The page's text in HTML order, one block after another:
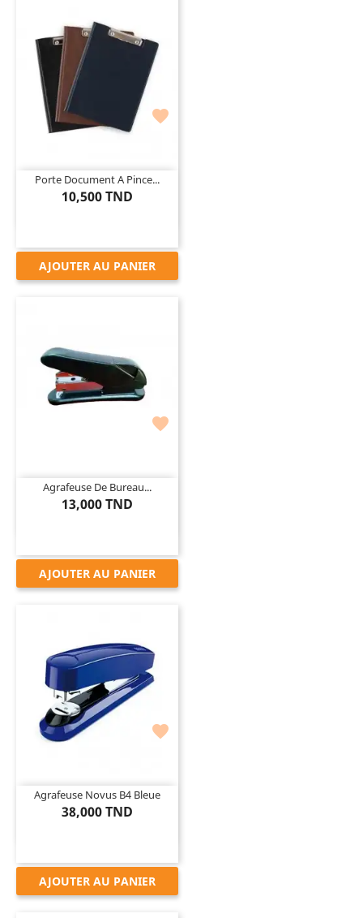

Porte Document A Pince...
10,500 TND
AJOUTER AU PANIER

Agrafeuse De Bureau...
13,000 TND
AJOUTER AU PANIER

Agrafeuse Novus B4 Bleue
38,000 TND
AJOUTER AU PANIER